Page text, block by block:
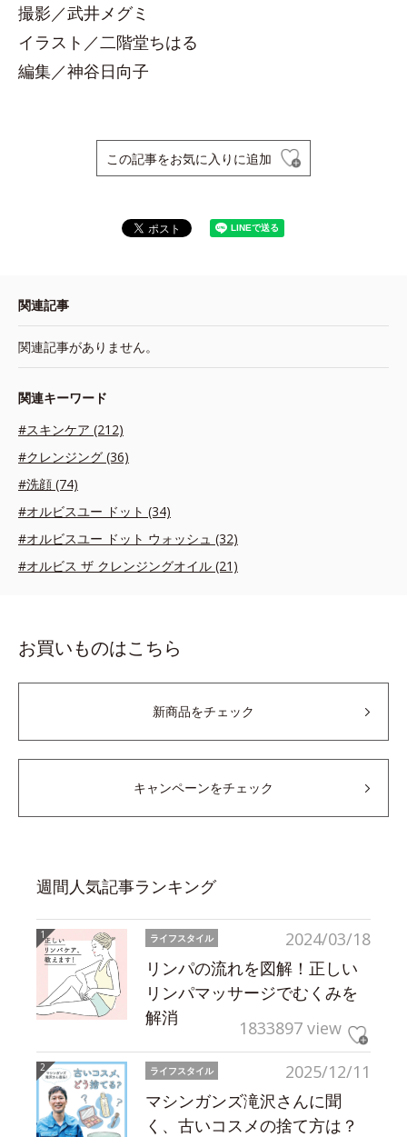
撮影／武井メグミ
イラスト／二階堂ちはる
編集／神谷日向子
この記事をお気に入りに追加
関連記事
関連記事がありません。
関連キーワード
#スキンケア (212)
#クレンジング (36)
#洗顔 (74)
#オルビスユー ドット (34)
#オルビスユー ドット ウォッシュ (32)
#オルビス ザ クレンジングオイル (21)
お買いものはこちら
新商品をチェック
キャンペーンをチェック
週間人気記事ランキング
2024/03/18
ライフスタイル
リンパの流れを図解！正しい
リンパマッサージでむくみを
解消
1833897 view
2025/12/11
ライフスタイル
マシンガンズ滝沢さんに聞
く、古いコスメの捨て方は？